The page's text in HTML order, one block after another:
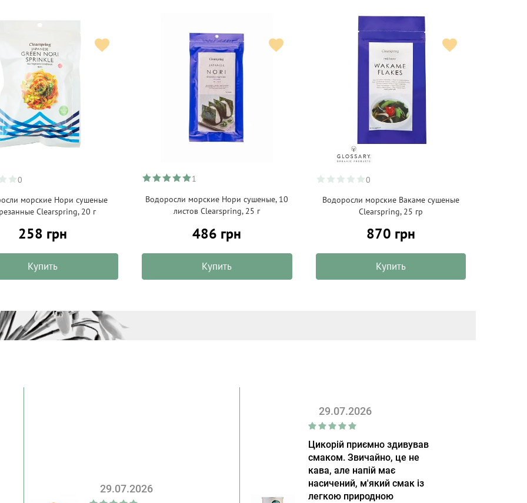
0
морские Нори сушеные
Clearspring, 20 г
258 грн
Купить
1
Водоросли морские Нори сушеные, 10
листов Clearspring, 25 г
486 грн
Купить
0
Водоросли морские Вакаме сушеные
Clearspring, 25 гр
870 грн
Купить
29.07.2026
29.07.2026
Цикорій приємно здивував
смаком. Звичайно, це не
кава, але напій має
насичений, м'який смак із
легкою природною